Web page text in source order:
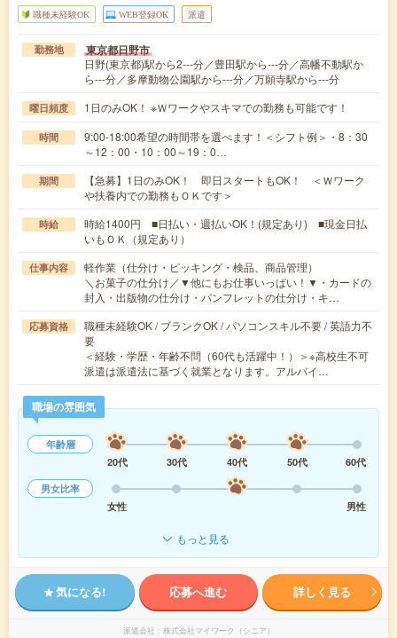
職種未経験OK WEB登録OK 派遣
勤務地 東京都日野市
日野(東京都)駅から2---分／豊田駅から---分／高幡不動駅か
ら---分／多摩動物公園駅から---分／万願寺駅から---分
曜日頻度 1日のみOK！ ※Ｗワークやスキマでの勤務も可能です！
時間
9:00-18:00希望の時間帯を選べます！＜シフト例＞・8：30
～12：00・10：00～19：0…
期間
【急募】1日のみOK！ 即日スタートもOK！ ＜Ｗワーク
や扶養内での勤務もＯＫです＞
時給
時給1400円 ■日払い・週払いOK！(規定あり) ■現金日払
いもＯＫ（規定あり）
仕事内容
軽作業（仕分け・ピッキング・検品、商品管理）
＼お菓子の仕分け／▼他にもお仕事いっぱい！▼・カードの
封入・出版物の仕分け・パンフレットの仕分け・キ…
応募資格
職種未経験OK / ブランクOK / パソコンスキル不要 / 英語力不
要
＜経験・学歴・年齢不問（60代も活躍中！）＞※高校生不可
派遣は派遣法に基づく就業となります。アルバイ…
職場の雰囲気
年齢層
20代
30代 40代 50代
60代
男女比率
女性
男性
もっと見る
気になる! 応募へ進む 詳しく見る
派遣会社 株式会社マイワーク（シニア）